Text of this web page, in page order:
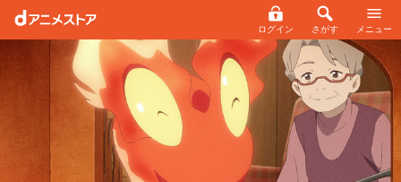
ログイン さがす メニュー